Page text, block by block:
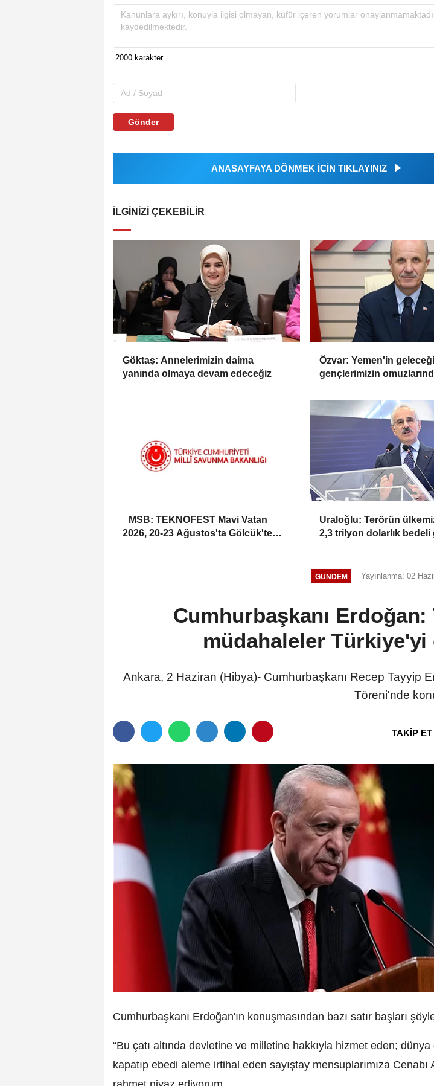
Gönder
ANASAYFAYA DÖNMEK İÇİN TIKLAYINIZ
İLGINIZI ÇEKEBILIR
Göktaş: Annelerimizin daima
yanında olmaya devam edeceğiz
Özvar: Yemen'in
gençlerimizin
MSB: TEKNOFEST Mavi Vatan
2026, 20-23 Ağustos'ta Gölcük'te
Uraloğlu: Terörün
2,3 trilyon dolarlık bedeli
GÜNDEM Yayınlanma: 02
Cumhurbaşkanı
müdahaleler Türkiye'yi
Ankara, 2 Haziran (Hibya)- Cumhurbaşkanı Recep Tayyip
Töreni'nde
TAKİP ET
Cumhurbaşkanı Erdoğan'ın konuşmasından bazı satır başları
“Bu çatı altında devletine ve milletine hakkıyla hizmet eden; dünya
kapatıp ebedi aleme irtihal eden sayıştay mensuplarımıza Cenabı